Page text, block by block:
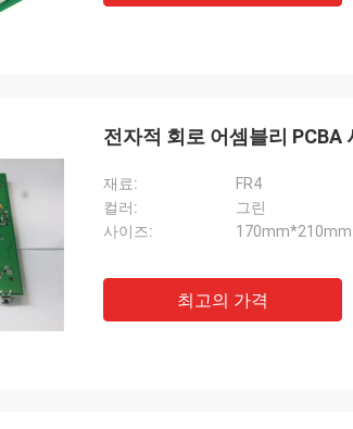
전자적 회로 어셈블리 PCBA
재료:
FR4
컬러:
그린
사이즈:
170mm*210mm
최고의 가격